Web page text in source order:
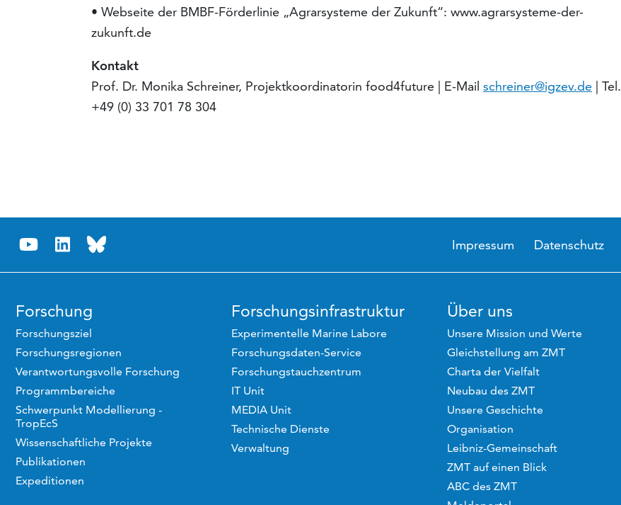
• Webseite der BMBF-Förderlinie „Agrarsysteme der Zukunft“: www.agrarsysteme-der-
zukunft.de
Kontakt
Prof. Dr. Monika Schreiner, Projektkoordinatorin food4future | E-Mailschreiner@igzev.de | Tel.
+49 (0) 33 701 78 304
Impressum Datenschutz
Forschung
Forschungsziel
Forschungsregionen
Verantwortungsvolle Forschung
Programmbereiche
Schwerpunkt Modellierung -
TropEcS
Wissenschaftliche Projekte
Publikationen
Expeditionen
Forschungsinfrastruktur
Experimentelle Marine Labore
Forschungsdaten-Service
Forschungstauchzentrum
IT Unit
MEDIA Unit
Technische Dienste
Verwaltung
Über uns
Unsere Mission und Werte
Gleichstellung am ZMT
Charta der Vielfalt
Neubau des ZMT
Unsere Geschichte
Organisation
Leibniz-Gemeinschaft
ZMT auf einen Blick
ABC des ZMT